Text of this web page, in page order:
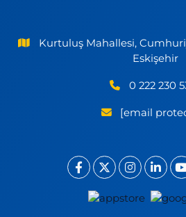
Kurtuluş Mahallesi,
Eskişehir
0 222 230
[email